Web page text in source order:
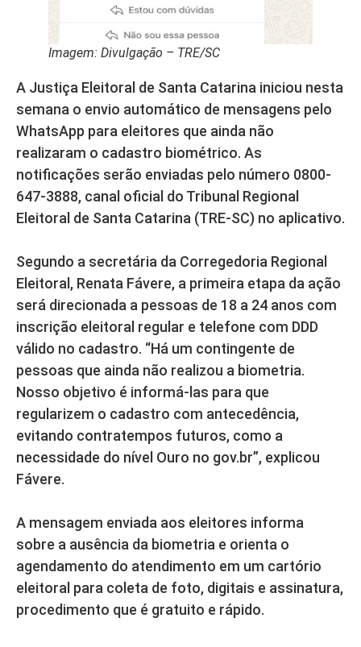
Imagem: Divulgação – TRE/SC
A Justiça Eleitoral de Santa Catarina iniciou nesta
semana o envio automático de mensagens pelo
WhatsApp para eleitores que ainda não
realizaram o cadastro biométrico. As
notificações serão enviadas pelo número 0800-
647-3888, canal oficial do Tribunal Regional
Eleitoral de Santa Catarina (TRE-SC) no aplicativo.
Segundo a secretária da Corregedoria Regional
Eleitoral, Renata Fávere, a primeira etapa da ação
será direcionada a pessoas de 18 a 24 anos com
inscrição eleitoral regular e telefone com DDD
válido no cadastro. “Há um contingente de
pessoas que ainda não realizou a biometria.
Nosso objetivo é informá-las para que
regularizem o cadastro com antecedência,
evitando contratempos futuros, como a
necessidade do nível Ouro no gov.br”, explicou
Fávere.
A mensagem enviada aos eleitores informa
sobre a ausência da biometria e orienta o
agendamento do atendimento em um cartório
eleitoral para coleta de foto, digitais e assinatura,
procedimento que é gratuito e rápido.